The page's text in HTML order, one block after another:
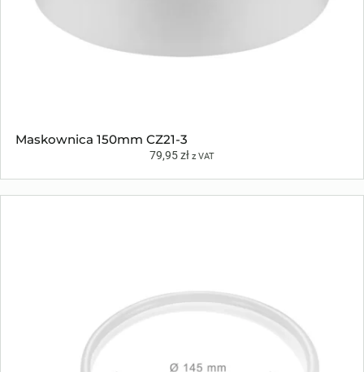
Maskownica 150mm CZ21-3
79,95zł z VAT